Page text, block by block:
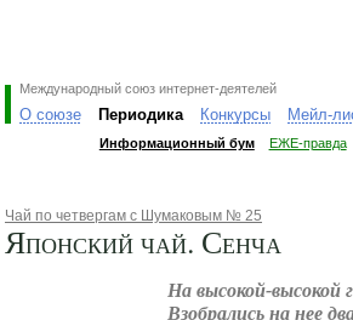
Международный союз интернет-деятелей
О союзе Периодика Конкурсы Мейл-
Информационный бум ЕЖЕ-правда
Чай по четвергам с Шумаковым № 25
Японский чай. Сенча
На высокой-высокой
Взобрались на нее